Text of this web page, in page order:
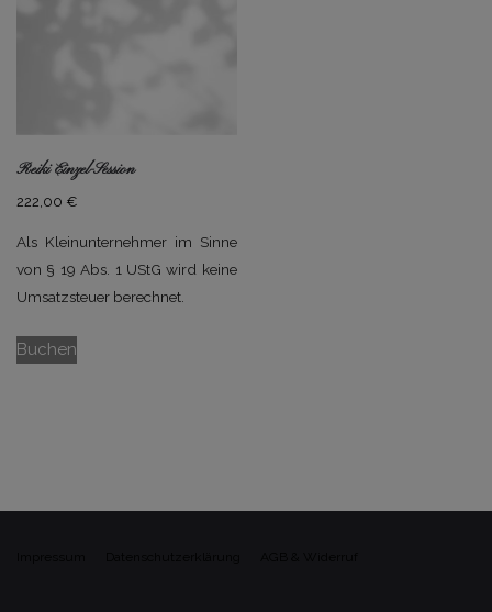
Reiki Einzel-Session
222,00 €
Als Kleinunternehmer im Sinne
von § 19 Abs. 1 UStG wird keine
Umsatzsteuer berechnet.
Buchen